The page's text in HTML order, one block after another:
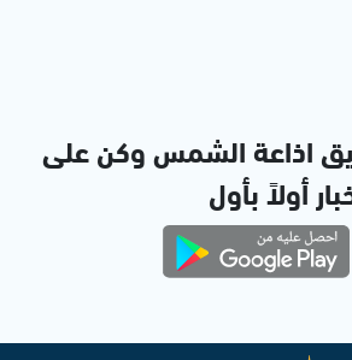
اذاعة الشمس وكن على
أولاً بأول